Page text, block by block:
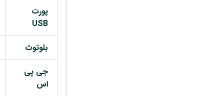
پورت
USB
بلوتوث
جی پی
اس